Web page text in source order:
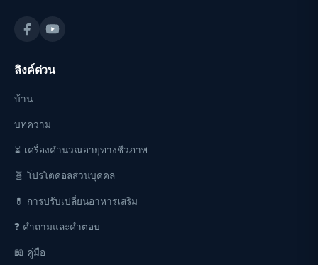
ลิงค์ด่วน
บ้าน
บทความ
⏳ เครื่องคำนวณอายุทางชีวภาพ
🧬 โปรโตคอลส่วนบุคคล
💊 การปรับเปลี่ยนอาหารเสริม
❓ คำถามและคำตอบ
📖 คู่มือ